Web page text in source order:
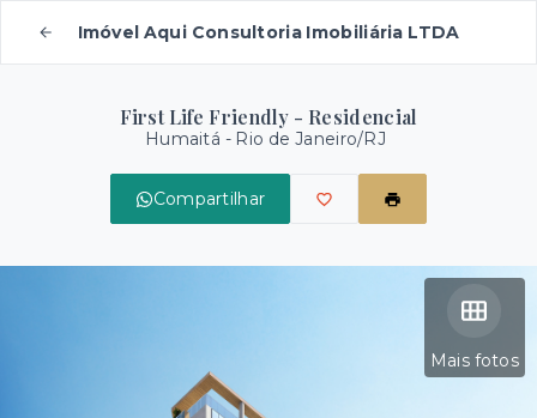
Imóvel Aqui Consultoria Imobiliária LTDA
First Life Friendly - Residencial
Humaitá - Rio de Janeiro/RJ
Compartilhar
Mais fotos